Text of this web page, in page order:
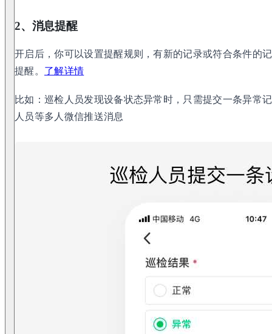
2、消息提醒
开启后，你可以设置提醒规则，有新的记录或符合条件的
提醒。 了解详情
比如：巡检人员发现设备状态异常时，只需提交一条异常
人员等多人微信推送消息